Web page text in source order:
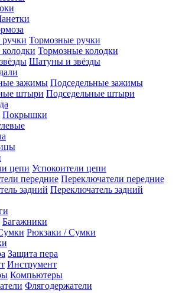
Тормозные ручки
Тормозные колодки
Шатуны и звёзды
Подседельные зажимы
Подседельные штыри
Покрышки
Успокоители цепи
Переключатели передние
Переключатель задний
Багажники
Рюкзаки / Сумки
Защита пера
Инструмент
Компьютеры
Флягодержатели